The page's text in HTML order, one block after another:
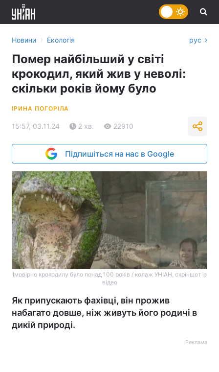
Новини › Екологія рус
Помер найбільший у світі
крокодил, який жив у неволі:
скільки років йому було
ІРИНА ПОГОРІЛА
15:57, 03.11.24 2 хв. 22910
Підпишіться на нас в Google
Імовірно крокодилу було понад 100 років / колаж УНІАН, скріншот із
відео
Як припускають фахівці, він прожив
набагато довше, ніж живуть його родичі в
дикій природі.
Реклама